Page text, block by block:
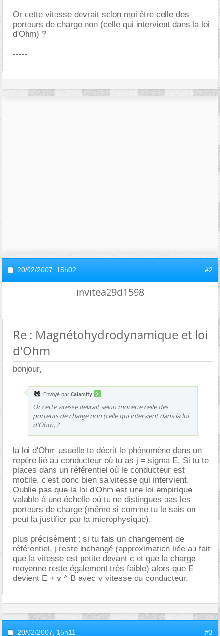
Or cette vitesse devrait selon moi être celle des
porteurs de charge non (celle qui intervient dans la loi
d'Ohm) ?
-----
20/02/2007, 15h02 #2
invitea29d1598
Re : Magnétohydrodynamique et loi
d'Ohm
bonjour,
Envoyé par Calamity
Or cette vitesse devrait selon moi être celle des
porteurs de charge non (celle qui intervient dans la loi
d'Ohm) ?
la loi d'Ohm usuelle te décrit le phénoméne dans un
repère lié au conducteur où tu as j = sigma E. Si tu te
places dans un référentiel où le conducteur est
mobile, c'est donc bien sa vitesse qui intervient.
Oublie pas que la loi d'Ohm est une loi empirique
valable à une échelle où tu ne distingues pas les
porteurs de charge (même si comme tu le sais on
peut la justifier par la microphysique).
plus précisément : si tu fais un changement de
référentiel, j reste inchangé (approximation liée au fait
que la vitesse est petite devant c et que la charge
moyenne reste également très faible) alors que E
devient E + v ^ B avec v vitesse du conducteur.
20/02/2007, 15h11 #3